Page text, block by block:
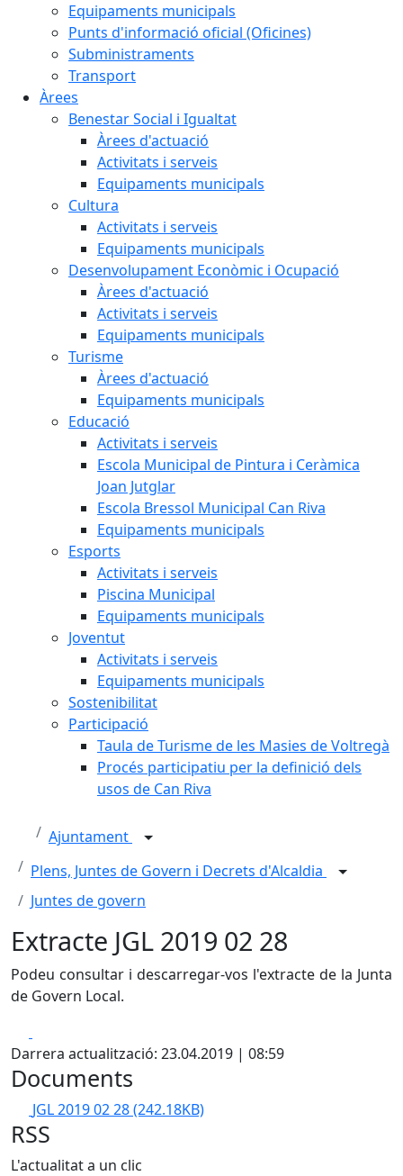
Equipaments municipals
Punts d'informació oficial (Oficines)
Subministraments
Transport
Àrees
Benestar Social i Igualtat
Àrees d'actuació
Activitats i serveis
Equipaments municipals
Cultura
Activitats i serveis
Equipaments municipals
Desenvolupament Econòmic i Ocupació
Àrees d'actuació
Activitats i serveis
Equipaments municipals
Turisme
Àrees d'actuació
Equipaments municipals
Educació
Activitats i serveis
Escola Municipal de Pintura i Ceràmica
Joan Jutglar
Escola Bressol Municipal Can Riva
Equipaments municipals
Esports
Activitats i serveis
Piscina Municipal
Equipaments municipals
Joventut
Activitats i serveis
Equipaments municipals
Sostenibilitat
Participació
Taula de Turisme de les Masies de Voltregà
Procés participatiu per la definició dels
usos de Can Riva
Ajuntament
Plens, Juntes de Govern i Decrets d'Alcaldia
Juntes de govern
Extracte JGL 2019 02 28
Podeu consultar i descarregar-vos l'extracte de la Junta
de Govern Local.
Darrera actualització: 23.04.2019 | 08:59
Documents
JGL 2019 02 28(242.18KB)
RSS
L'actualitat a un clic